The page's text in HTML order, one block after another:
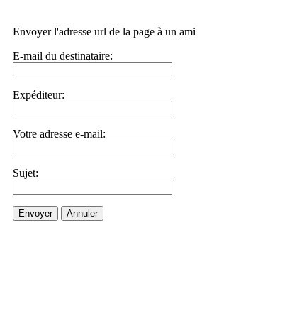
Envoyer l'adresse url de la page à un ami
E-mail du destinataire:
Expéditeur:
Votre adresse e-mail:
Sujet:
Envoyer Annuler